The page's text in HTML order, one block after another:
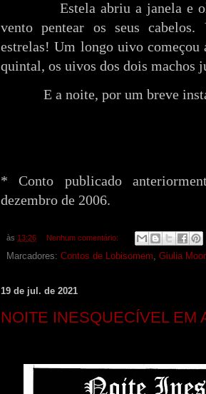
Estela abriu a janela e
vento pentear os seus
estrelas! Um longo uivo começou
quintal, os uivos dos dois machos
E a noite, por um breve
* Conto publicado
dezembro de 2006.
às 13:26 Nenhum comentário:
Marcadores: Contos de Lobisomem, Giulia
19 de jul. de 2021
NOITE INESQUECÍVEL EM